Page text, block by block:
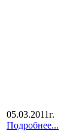
05.03.2011г.
Подробнее...